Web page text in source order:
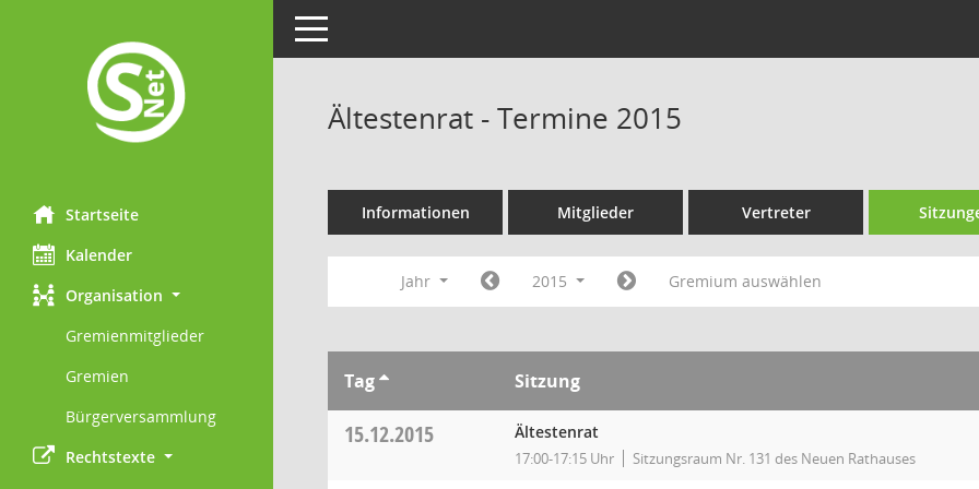
Startseite
Kalender
Organisation
Gremienmitglieder
Gremien
Bürgerversammlung
Rechtstexte
Toggle navigation
Ältestenrat - Termine 2015
Informationen Mitglieder Vertreter
Jahr 2015 Gremium auswählen
Tag Sitzung
15.12.2015 Ältestenrat
17:00-17:15 Uhr Sitzungsraum Nr. 131 des Neuen Rathauses